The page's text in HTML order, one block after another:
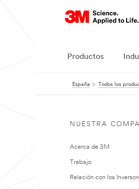
Productos
España Todos los
NUESTRA
Acerca de 3M
Trabajo
Relación con los